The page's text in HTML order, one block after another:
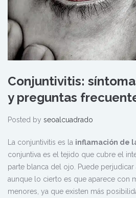
Conjuntivitis:
y preguntas
Posted by seoalcuadrado
La conjuntivitis es la inflamación de
conjuntiva es el tejido que cubre el
parte blanca del ojo. Puede perjudicar
aunque lo cierto es que aparece con
menores, ya que existen más